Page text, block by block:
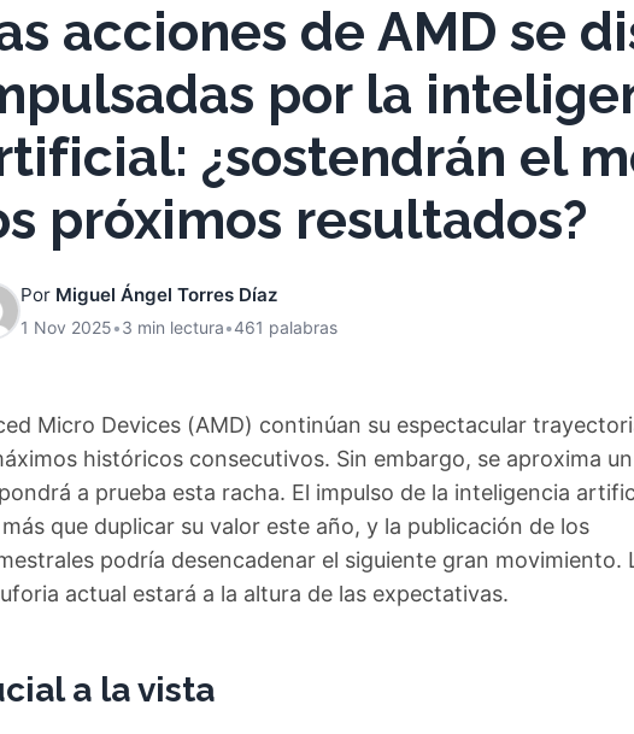
acciones de AMD se
por la
¿sostendrán el
próximos resultados?
Por Miguel Ángel Torres Díaz
1 Nov 2025•3 min lectura•461 palabras
Micro Devices (AMD) continúan su espectacular
históricos consecutivos. Sin embargo, se aproxima un
a prueba esta racha. El impulso de la inteligencia
que duplicar su valor este año, y la publicación de los
podría desencadenar el siguiente gran movimiento.
actual estará a la altura de las expectativas.
a la vista